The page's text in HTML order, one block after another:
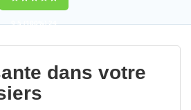
9,5(100%)24
votes
dans votre